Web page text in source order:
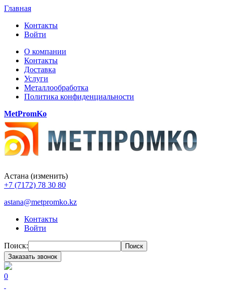
Главная
Контакты
Войти
О компании
Контакты
Доставка
Услуги
Металлообработка
Политика конфиденциальности
MetPromKo
Астана (изменить)
+7 (7172) 78 30 80
astana@metpromko.kz
Контакты
Войти
Поиск:
Поиск
Заказать звонок
0